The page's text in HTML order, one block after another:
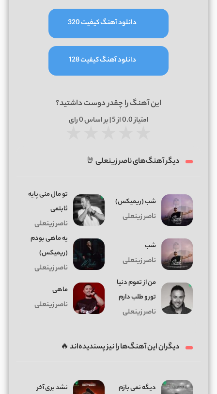
دانلود آهنگ کیفیت 320
دانلود آهنگ کیفیت 128
این آهنگ را چقدر دوست داشتید؟
امتیاز0.0از 5 | بر اساس 0رای
دیگر آهنگ‌های ناصر زینعلی 🤘
شب (ریمیکس)
ناصر زینعلی
تو مال منی پایه
ثابتمی
ناصر زینعلی
شب
ناصر زینعلی
یه ماهی بودم
(ریمیکس)
ناصر زینعلی
من از تموم دنیا
تورو طلب دارم
ناصر زینعلی
ماهی
ناصر زینعلی
دیگران این آهنگ‌ها را نیز پسندیده‌اند 🔥
دیگه نمی بازم نشد بری آخر